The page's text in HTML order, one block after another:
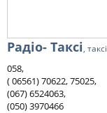
Радіо- Таксі, таксі
058,
( 06561) 70622, 75025,
(067) 6524063,
(050) 3970466